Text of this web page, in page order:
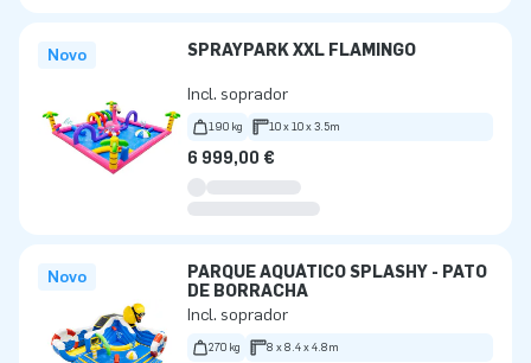
Novo SPRAYPARK XXL FLAMINGO
Incl. soprador
190 kg 10 x 10 x 3.5m
6 999,00 €
Novo
PARQUE AQUÁTICO SPLASHY - PATO
DE BORRACHA
Incl. soprador
270 kg 8 x 8.4 x 4.8m